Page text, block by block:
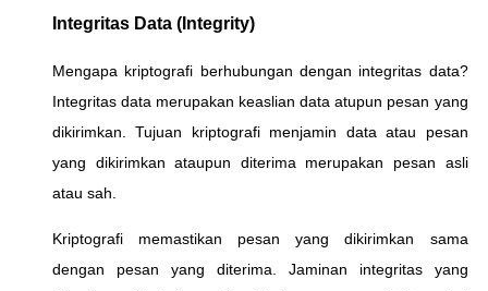
Integritas Data (Integrity)
Mengapa kriptografi berhubungan dengan integritas data?
Integritas data merupakan keaslian data atupun pesan yang
dikirimkan. Tujuan kriptografi menjamin data atau pesan
yang dikirimkan ataupun diterima merupakan pesan asli
atau sah.
Kriptografi memastikan pesan yang dikirimkan sama
dengan pesan yang diterima. Jaminan integritas yang